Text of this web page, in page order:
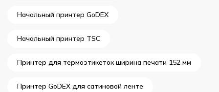
Начальный принтер GoDEX
Начальный принтер TSC
Принтер для термоэтикеток ширина печати 152 мм
Принтер GoDEX для сатиновой ленте